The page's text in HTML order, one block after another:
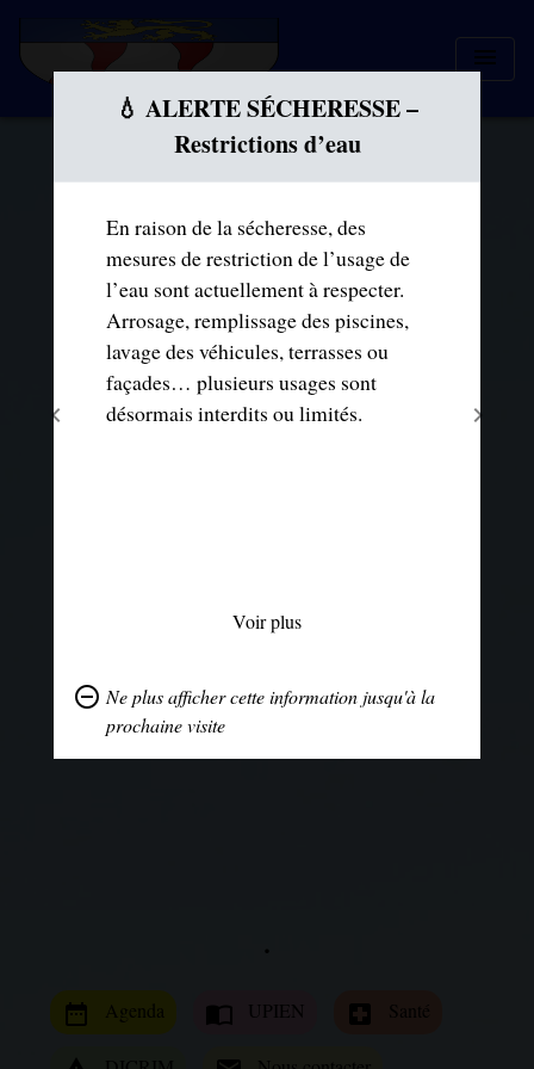
menu
.
date_range Agenda import_contacts UPIEN local_hospital Santé
Modal d'informations
💧 ALERTE SÉCHERESSE –
Restrictions d’eau
En raison de la sécheresse, des
mesures de restriction de l’usage de
l’eau sont actuellement à respecter.
Arrosage, remplissage des piscines,
lavage des véhicules, terrasses ou
façades… plusieurs usages sont
désormais interdits ou limités.
Voir plus
remove_circle_outline Ne plus afficher cette information jusqu'à la
prochaine visite
chevron_leftPrevious chevron_rightNext